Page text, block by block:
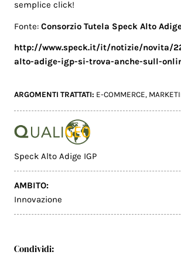
semplice click!
Fonte:Consorzio Tutela Speck Alto
http://www.speck.it/it/notizie/novita/
alto-adige-igp-si-trova-anche-sull-
ARGOMENTI TRATTATI: E-COMMERCE,
Speck Alto Adige IGP
AMBITO:
Innovazione
Condividi: